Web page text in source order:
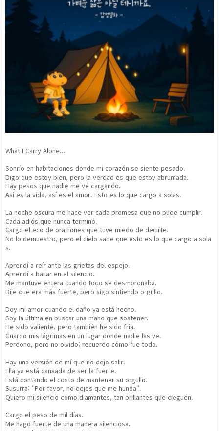
What I Carry Alone...
Sonrío en habitaciones donde mi corazón se siente pesado.
Digo que estoy bien, pero la verdad es que estoy abrumada.
Hay pesos que nadie me ve cargando.
Así es la vida, así es el amor. Esto es lo que cargo a solas.
La noche oscura me hace ver cada promesa que no pude cumplir.
Cada adiós que nunca terminó.
Cargo el eco de oraciones que tuve miedo de decirte.
No lo demuestro, pero el cielo sabe que esto es lo que cargo a sola
s.
Aprendí a reír ante las grietas del espejo.
Aprendí a bailar en el silencio.
Me mantuve entera cuando todo se desmoronaba.
Dije que era más fuerte, pero sigo sintiendo orgullo.
Doy mi amor cuando el daño ya está hecho.
Soy la última en buscar una mano que sostener.
He sido valiente, pero también he sido fría.
Guardo mis lágrimas en un lugar donde nadie las ve.
Perdono, pero no olvido; recuerdo cómo fue todo.
Hay una versión de mí que no dejo salir.
Ella ya está cansada de ser la fuerte.
Está contando el costo de mantener su orgullo.
Susurra: "Por favor, no dejes que me hunda".
Quiero mi silencio como diamantes, tan brillantes que cieguen.
Cargo el peso de mil días.
Me hago fuerte de una manera silenciosa.